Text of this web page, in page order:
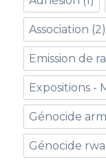
Association (2)
Emission de
Expositions -
Génocide
Génocide